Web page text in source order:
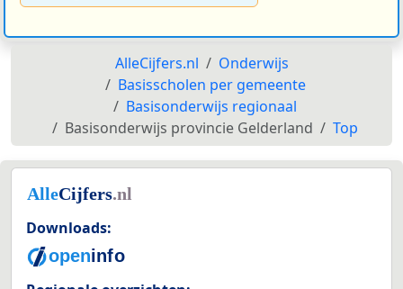
AlleCijfers.nl
Onderwijs
Basisscholen per gemeente
Basisonderwijs regionaal
Basisonderwijs provincie Gelderland
Top
Downloads: